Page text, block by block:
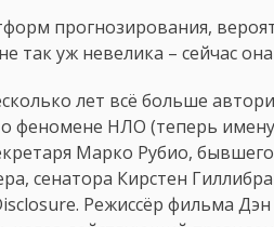
прогнозирования,
так уж невелика – сейчас
лет всё больше
феномене НЛО (теперь
Марко Рубио,
сенатора Кирстен
Режиссёр фильма